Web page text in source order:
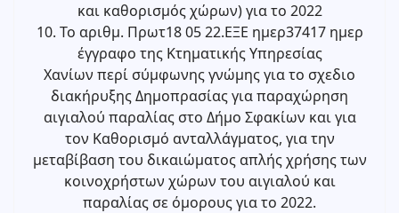
και καθορισμός χώρων) για το 2022
10. Το αριθμ. Πρωτ18 05 22.ΕΞΕ ημερ37417 ημερ
έγγραφο της Κτηματικής Υπηρεσίας
Χανίων περί σύμφωνης γνώμης για το σχεδιο
διακήρυξης Δημοπρασίας για παραχώρηση
αιγιαλού παραλίας στο Δήμο Σφακίων και για
τον Καθορισμό ανταλλάγματος, για την
μεταβίβαση του δικαιώματος απλής χρήσης των
κοινοχρήστων χώρων του αιγιαλού και
παραλίας σε όμορους για το 2022.